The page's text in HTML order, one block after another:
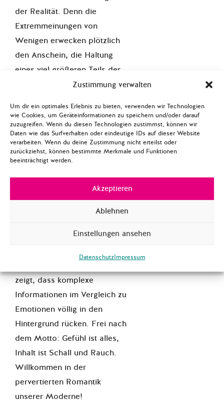
Zustimmung verwalten
Um dir ein optimales Erlebnis zu bieten, verwenden wir Technologien
wie Cookies, um Geräteinformationen zu speichern und/oder darauf
zuzugreifen. Wenn du diesen Technologien zustimmst, können wir
Daten wie das Surfverhalten oder eindeutige IDs auf dieser Website
verarbeiten. Wenn du deine Zustimmung nicht erteilst oder
zurückziehst, können bestimmte Merkmale und Funktionen
beeinträchtigt werden.
Akzeptieren
Ablehnen
Einstellungen ansehen
DatenschutzImpressum
der Realität. Denn die
Extremmeinungen von
Wenigen erwecken plötzlich
den Anschein, die Haltung
eines viel größeren Teils der
Gesellschaft zu sein.
Eine dritte strukturelle
Dynamik, die insbesondere für
rechtspopulistische Parteien
von Bedeutung ist, liegt in der
Möglichkeit bei Facebook
politische Inhalte mit Gefühlen
zu kommunizieren. Das fängt
ohne Bilder auskommen und
zeigt, dass komplexe
Informationen im Vergleich zu
Emotionen völlig in den
Hintergrund rücken. Frei nach
dem Motto: Gefühl ist alles,
Inhalt ist Schall und Rauch.
Willkommen in der
pervertierten Romantik
unserer Moderne!